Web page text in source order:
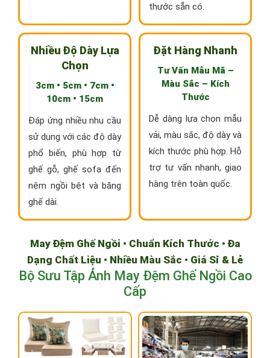
thước sẵn có.
Nhiều Độ Dày Lựa
Chọn
3cm • 5cm • 7cm •
10cm • 15cm
Đáp ứng nhiều nhu cầu
sử dụng với các độ dày
phổ biến, phù hợp từ
ghế gỗ, ghế sofa đến
nệm ngồi bệt và băng
ghế dài.
Đặt Hàng Nhanh
Tư Vấn Mẫu Mã –
Màu Sắc – Kích
Thước
Dễ dàng lựa chọn mẫu
vải, màu sắc, độ dày và
kích thước phù hợp. Hỗ
trợ tư vấn nhanh, giao
hàng trên toàn quốc.
May Đệm Ghế Ngồi • Chuẩn Kích Thước • Đa
Dạng Chất Liệu • Nhiều Màu Sắc • Giá Sỉ & Lẻ
Bộ Sưu Tập Ảnh May Đệm Ghế Ngồi Cao
Cấp